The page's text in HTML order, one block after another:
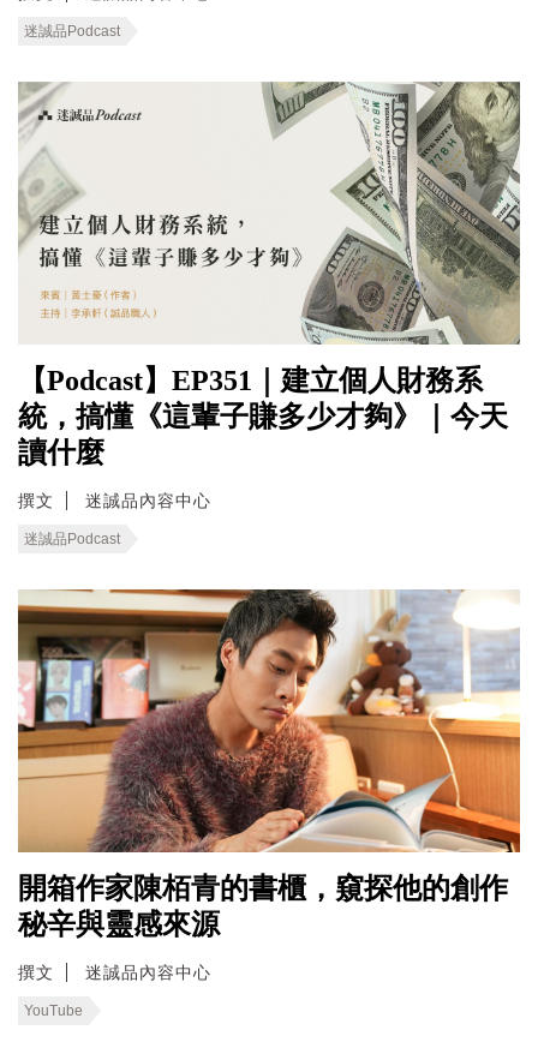
迷誠品Podcast
【Podcast】EP351｜建立個人財務系
統，搞懂《這輩子賺多少才夠》｜今天
讀什麼
撰文 迷誠品內容中心
迷誠品Podcast
開箱作家陳栢青的書櫃，窺探他的創作
秘辛與靈感來源
撰文 迷誠品內容中心
YouTube